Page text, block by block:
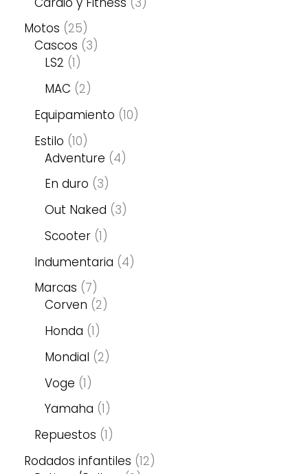
Motos 25
Cascos 3
LS2 1
MAC 2
Equipamiento 10
Estilo 10
Adventure 4
En duro 3
Out Naked 3
Scooter 1
Indumentaria 4
Marcas 7
Corven 2
Honda 1
Mondial 2
Voge 1
Yamaha 1
Repuestos 1
Rodados infantiles 12